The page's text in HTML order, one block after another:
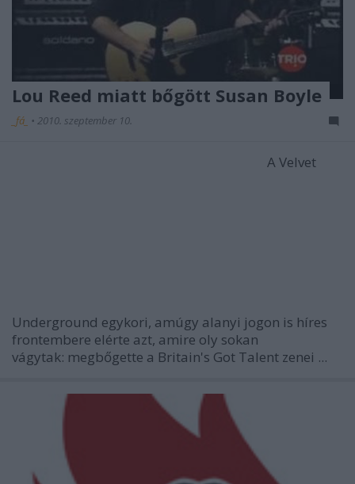
Lou Reed miatt bőgött Susan Boyle
_fá_ • 2010. szeptember 10.
A Velvet
Underground egykori, amúgy alanyi jogon is híres
frontembere elérte azt, amire oly sokan
vágytak: megbőgette a Britain's Got Talent zenei ...